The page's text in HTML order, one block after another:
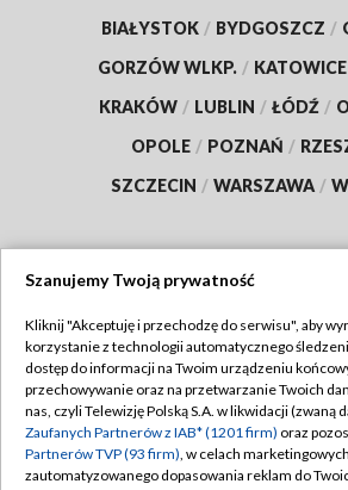
BIAŁYSTOK / BYDGOSZCZ /
GORZÓW WLKP. / KATOWICE
KRAKÓW / LUBLIN / ŁÓDŹ /
OPOLE / POZNAŃ /
SZCZECIN / WARSZAWA /
TVP
Abonament TVP
Emisja w TVP
Centrum informacji TVP
Regulamin TVP
Polityka
Moje zgody
Szanujemy Twoją prywatność
Kliknij "Akceptuję i przechodzę do serwisu", aby
korzystanie z technologii automatycznego
dostęp do informacji na Twoim urządzeniu
przechowywanie oraz na przetwarzanie Twoich
nas, czyli Telewizję Polską S.A. w likwidacji (zwaną
Zaufanych Partnerów z IAB* (1201 firm) oraz
Partnerów TVP (93 firm), w celach
zautomatyzowanego dopasowania reklam do